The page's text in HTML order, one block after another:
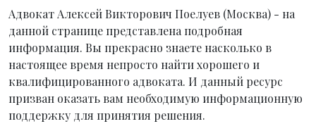
Адвокат Алексей Викторович Поелуев (Москва) - на
данной странице представлена подробная
информация. Вы прекрасно знаете насколько в
настоящее время непросто найти хорошего и
квалифицированного адвоката. И данный ресурс
призван оказать вам необходимую информационную
поддержку для принятия решения.